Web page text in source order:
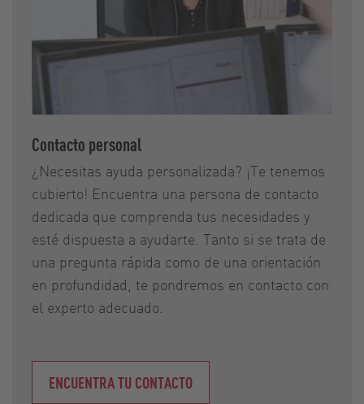
Contacto personal
¿Necesitas ayuda personalizada? ¡Te tenemos
cubierto! Encuentra una persona de contacto
dedicada que comprenda tus necesidades y
esté dispuesta a ayudarte. Tanto si se trata de
una pregunta rápida como de una orientación
en profundidad, te pondremos en contacto con
el experto adecuado.
ENCUENTRA TU CONTACTO